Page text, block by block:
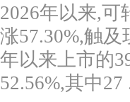
2026年以来,
涨57.30%,触
年以来上市的
52.56%,其中27